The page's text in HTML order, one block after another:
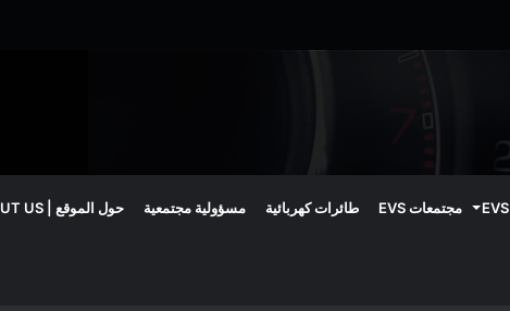
مجتمعات EVS طائرات كهربائية مسؤولية مجتمعية حول الموقع | ABOUT US